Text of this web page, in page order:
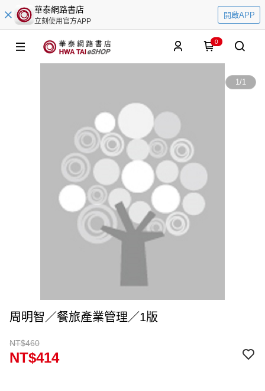
華泰網路書店
立刻使用官方APP
開啟APP
0
1/1
周明智／餐旅產業管理／1版
NT$460
NT$414